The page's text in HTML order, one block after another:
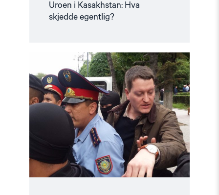
Uroen i Kasakhstan: Hva
skjedde egentlig?
Read
article
"Årsrapport:
Status
for
menneskerettighetene
i
2019"